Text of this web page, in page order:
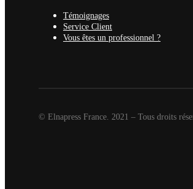
Témoignages
Service Client
Vous êtes un professionnel ?
© Elnapress France. 2021 – Tous droits